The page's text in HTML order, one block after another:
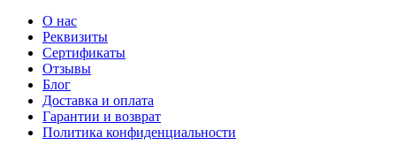
О нас
Реквизиты
Сертификаты
Отзывы
Блог
Доставка и оплата
Гарантии и возврат
Политика конфиденциальности